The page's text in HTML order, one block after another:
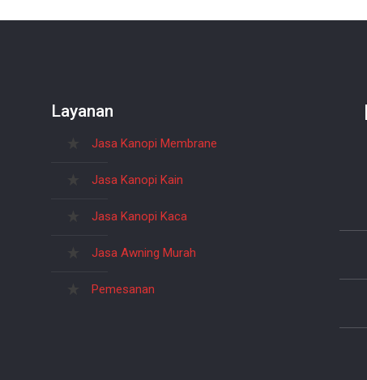
Layanan
Jasa Kanopi Membrane
Jasa Kanopi Kain
Jasa Kanopi Kaca
Jasa Awning Murah
Pemesanan